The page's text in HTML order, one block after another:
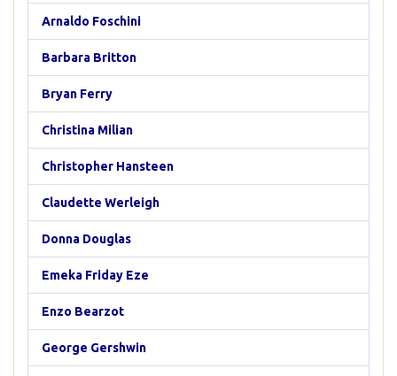
Arnaldo Foschini
Barbara Britton
Bryan Ferry
Christina Milian
Christopher Hansteen
Claudette Werleigh
Donna Douglas
Emeka Friday Eze
Enzo Bearzot
George Gershwin